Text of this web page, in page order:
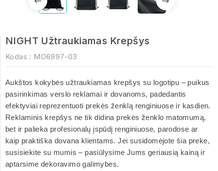
NIGHT Užtraukiamas Krepšys
Kodas : MO6997-03
Aukštos kokybės užtraukiamas krepšys su logotipu – puikus
pasirinkimas verslo reklamai ir dovanoms, padedantis
efektyviai reprezentuoti prekės ženklą renginiuose ir kasdien.
Reklaminis krepšys ne tik didina prekės ženklo matomumą,
bet ir palieka profesionalų įspūdį renginiuose, parodose ar
kaip praktiška dovana klientams. Jei susidomėjote šia preke,
susisiekite su mumis – pasiūlysime Jums geriausią kainą ir
aptarsime dekoravimo galimybes.